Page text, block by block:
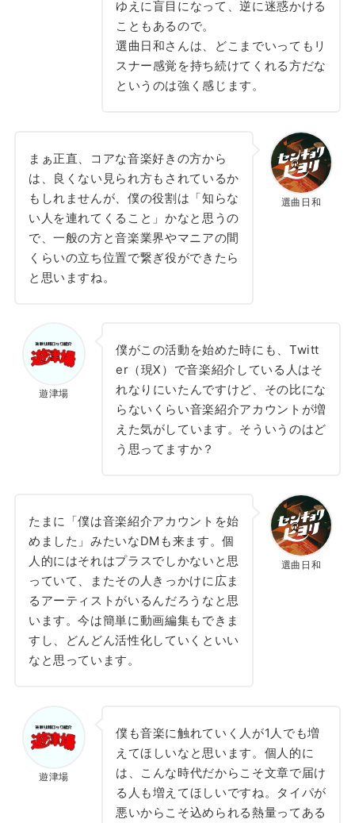
ゆえに盲目になって、逆に迷惑かける
こともあるので。
選曲日和さんは、どこまでいってもリ
スナー感覚を持ち続けてくれる方だな
というのは強く感じます。
選曲日和
まぁ正直、コアな音楽好きの方から
は、良くない見られ方もされているか
もしれませんが、僕の役割は「知らな
い人を連れてくること」かなと思うの
で、一般の方と音楽業界やマニアの間
くらいの立ち位置で繋ぎ役ができたら
と思いますね。
遊津場
僕がこの活動を始めた時にも、Twitt
er（現X）で音楽紹介している人はそ
れなりにいたんですけど、その比にな
らないくらい音楽紹介アカウントが増
えた気がしています。そういうのはど
う思ってますか？
選曲日和
たまに「僕は音楽紹介アカウントを始
めました」みたいなDMも来ます。個
人的にはそれはプラスでしかないと思
っていて、またその人きっかけに広ま
るアーティストがいるんだろうなと思
います。今は簡単に動画編集もできま
すし、どんどん活性化していくといい
なと思っています。
遊津場
僕も音楽に触れていく人が1人でも増
えてほしいなと思います。個人的に
は、こんな時代だからこそ文章で届け
る人も増えてほしいですね。タイパが
悪いからこそ込められる熱量ってある